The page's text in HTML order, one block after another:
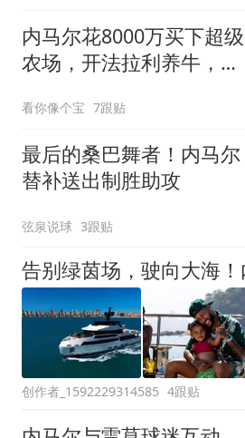
内马尔花8000万买下超级
农场，开法拉利养牛，巨
看你像个宝 7跟贴
最后的桑巴舞者！内马尔
替补送出制胜助攻
弦泉说球 3跟贴
创作者_1592229314585 4跟贴